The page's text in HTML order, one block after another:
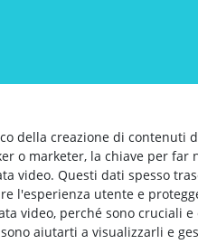
della creazione di contenuti
o marketer, la chiave per
video. Questi dati spesso
l'esperienza utente e
video, perché sono cruciali
aiutarti a visualizzarli e